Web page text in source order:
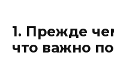
1. Прежде
что важно